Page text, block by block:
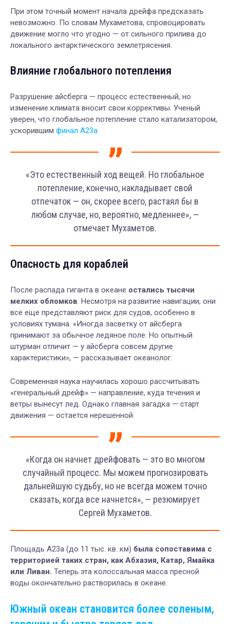
При этом точный момент начала дрейфа предсказать
невозможно. По словам Мухаметова, спровоцировать
движение могло что угодно — от сильного прилива до
локального антарктического землетрясения.
Влияние глобального потепления
Разрушение айсберга — процесс естественный, но
изменение климата вносит свои коррективы. Ученый
уверен, что глобальное потепление стало катализатором,
ускорившим финал A23a.
«Это естественный ход вещей. Но глобальное
потепление, конечно, накладывает свой
отпечаток — он, скорее всего, растаял бы в
любом случае, но, вероятно, медленнее», —
отмечает Мухаметов.
Опасность для кораблей
После распада гиганта в океане остались тысячи
мелких обломков. Несмотря на развитие навигации, они
все еще представляют риск для судов, особенно в
условиях тумана. «Иногда засветку от айсберга
принимают за обычное ледяное поле. Но опытный
штурман отличит — у айсберга совсем другие
характеристики», — рассказывает океанолог.
Современная наука научилась хорошо рассчитывать
«генеральный дрейф» — направление, куда течения и
ветры вынесут лед. Однако главная загадка — старт
движения — остается нерешенной.
«Когда он начнет дрейфовать — это во многом
случайный процесс. Мы можем прогнозировать
дальнейшую судьбу, но не всегда можем точно
сказать, когда все начнется», — резюмирует
Сергей Мухаметов.
Площадь A23a (до 11 тыс. кв. км) была сопоставима с
территорией таких стран, как Абхазия, Катар, Ямайка
или Ливан. Теперь эта колоссальная масса пресной
воды окончательно растворилась в океане.
Южный океан становится более соленым,